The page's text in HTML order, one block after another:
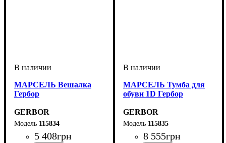
МАРСЕЛЬ Вешалка
Гербор
GERBOR
115834
5 408грн
МАРСЕЛЬ Тумба для
обуви 1D Гербор
GERBOR
115835
8 555грн